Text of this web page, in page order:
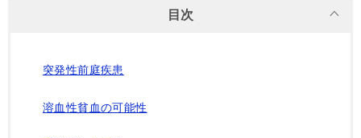
目次
突発性前庭疾患
溶血性貧血の可能性